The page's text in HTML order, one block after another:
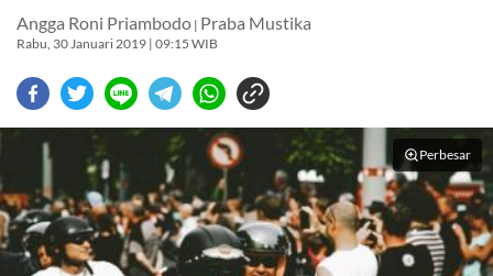
Angga Roni Priambodo | Praba Mustika
Rabu, 30 Januari 2019 | 09:15 WIB
Perbesar